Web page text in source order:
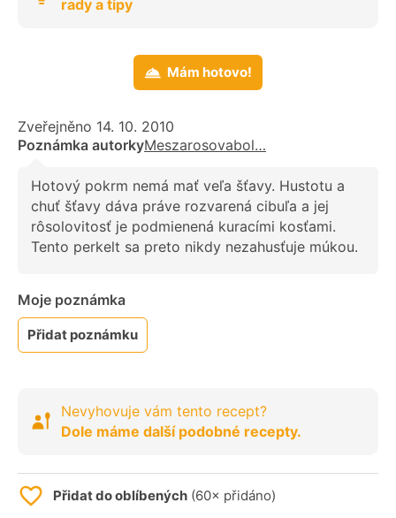
rady a tipy
Mám hotovo!
Zveřejněno 14. 10. 2010
Poznámka autorkyMeszarosovabol…
Hotový pokrm nemá mať veľa šťavy. Hustotu a
chuť šťavy dáva práve rozvarená cibuľa a jej
rôsolovitosť je podmienená kuracími kosťami.
Tento perkelt sa preto nikdy nezahusťuje múkou.
Moje poznámka
Přidat poznámku
Nevyhovuje vám tento recept?
Dole máme další podobné recepty.
Přidat do oblíbených (60× přidáno)